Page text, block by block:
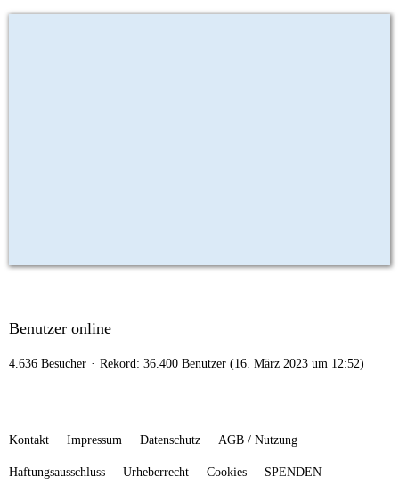
Benutzer online
4.636 Besucher Rekord: 36.400 Benutzer (16. März 2023 um 12:52)
Kontakt Impressum Datenschutz AGB / Nutzung
Haftungsausschluss Urheberrecht Cookies SPENDEN